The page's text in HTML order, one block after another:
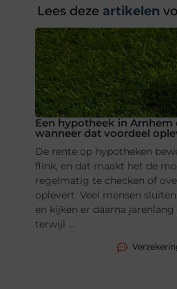
Lees deze artikelen
Een hypotheek in Arnhem
wanneer dat voordeel
De rente op hypotheken
flink, en dat maakt het de
regelmatig te checken of
oplevert. Veel mensen
en kijken er daarna
terwijl ...